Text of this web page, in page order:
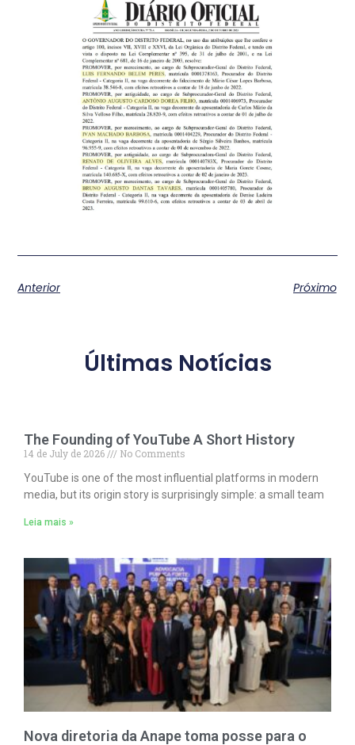
Anterior Próximo
Últimas Notícias
The Founding of YouTube A Short History
14 de July de 2026
No Comments
YouTube is one of the most influential platforms in modern
media, but its origin story is surprisingly simple: a small team
Leia mais »
Nova diretoria da Anape toma posse para o